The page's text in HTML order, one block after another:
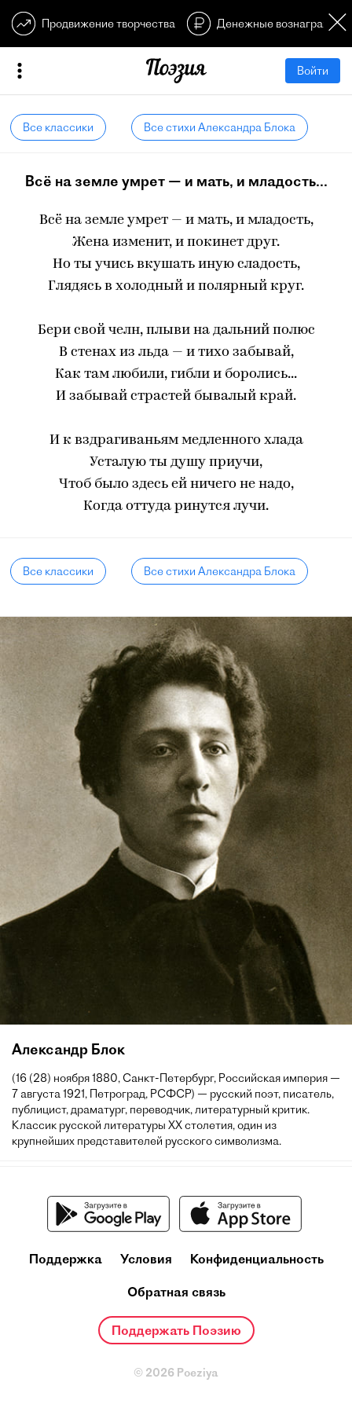
Продвижение творчества Денежные
Войти
Все классики Все стихи Александра Блока
Всё на земле умрет — и мать, и младость...
Всё на земле умрет — и мать, и младость,
Жена изменит, и покинет друг.
Но ты учись вкушать иную сладость,
Глядясь в холодный и полярный круг.
Бери свой челн, плыви на дальний полюс
В стенах из льда — и тихо забывай,
Как там любили, гибли и боролись...
И забывай страстей бывалый край.
И к вздрагиваньям медленного хлада
Усталую ты душу приучи,
Чтоб было здесь ей ничего не надо,
Когда оттуда ринутся лучи.
Все классики Все стихи Александра Блока
Александр Блок
(16 (28) ноября 1880, Санкт-Петербург, Российская империя —
7 августа 1921, Петроград, РСФСР) — русский поэт, писатель,
публицист, драматург, переводчик, литературный критик.
Классик русской литературы XX столетия, один из
крупнейших представителей русского символизма.
Поддержка Условия Конфиденциальность
Обратная связь
Поддержать Поэзию
© 2026 Poeziya